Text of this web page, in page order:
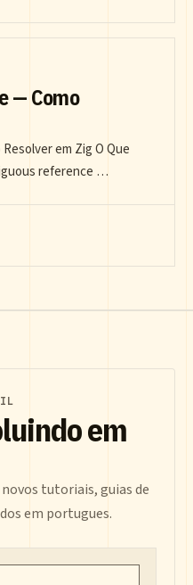
— Como
em Zig O Que
reference …
em
tutoriais, guias de
em portugues.